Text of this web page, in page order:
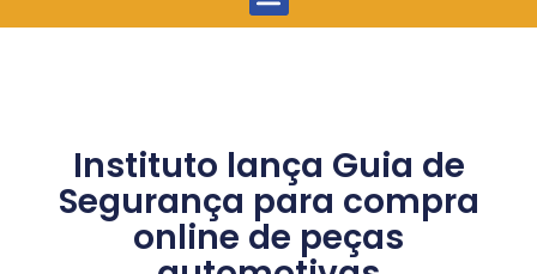
Instituto lança Guia de
Segurança para compra
online de peças